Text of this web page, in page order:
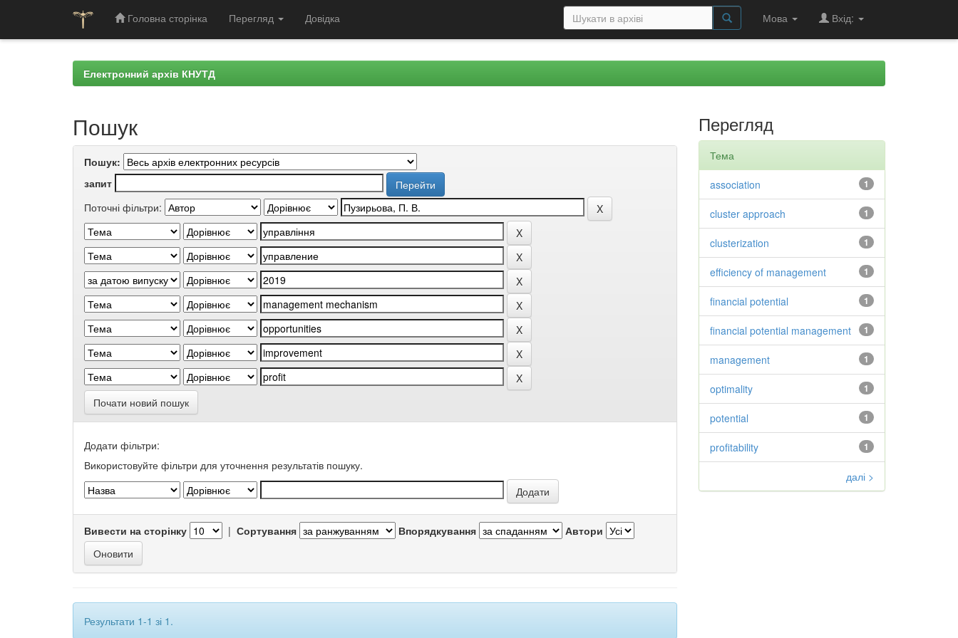
Головна сторінка Перегляд Довідка Мова Вхід:
Електронний архів КНУТД
Пошук
Пошук:
запит
Поточні фільтри:
Почати новий пошук
Додати фільтри:
Використовуйте фільтри для уточнення результатів пошуку.
Вивести на сторінку | Сортування Впорядкування Автори
Результати 1-1 зі 1.
Перегляд
Тема
1
association
1
cluster approach
1
clusterization
1
efficiency of management
1
financial potential
1
financial potential management
1
management
1
optimality
1
potential
1
profitability
далі >